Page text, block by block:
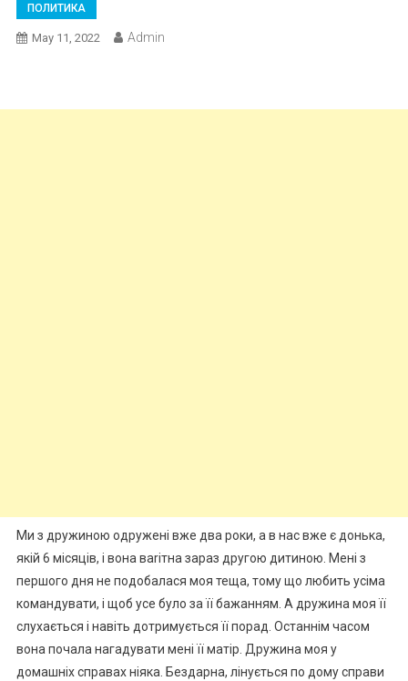
ПОЛИТИКА
May 11, 2022 Admin
Ми з дружиною одружені вже два роки, а в нас вже є донька,
якій 6 місяців, і вона ваrітна зараз другою дитиною. Мені з
першого дня не подобалася моя теща, тому що любить усіма
командувати, і щоб усе було за її бажанням. А дружина моя її
слухається і навіть дотримується її порад. Останнім часом
вона почала нагадувати мені її матір. Дружина моя у
домашніх справах ніяка. Бездарна, лінується по дому справи